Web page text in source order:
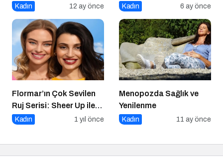
Sahipliğinde Bir Araya
Kadın 12 ay önce
Genetik Kodları Çözüldü
Kadın 6 ay önce
Flormar’ın Çok Sevilen
Ruj Serisi: Sheer Up ile
Gülümse
Kadın 1 yıl önce
Menopozda Sağlık ve
Yenilenme
Kadın 11 ay önce